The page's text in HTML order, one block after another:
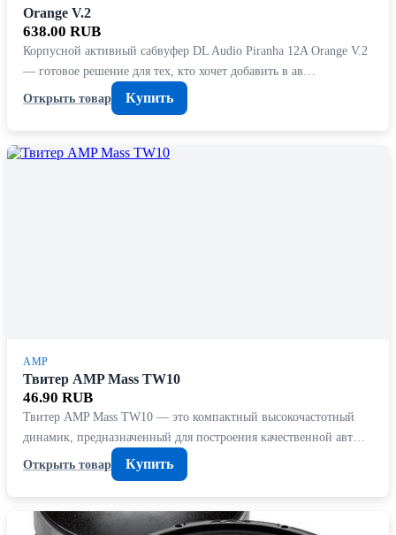
Orange V.2
638.00 RUB
Корпусной активный сабвуфер DL Audio Piranha 12A Orange V.2
— готовое решение для тех, кто хочет добавить в ав…
Открыть товар
Купить
AMP
Твитер AMP Mass TW10
46.90 RUB
Твитер AMP Mass TW10 — это компактный высокочастотный
динамик, предназначенный для построения качественной авт…
Открыть товар
Купить